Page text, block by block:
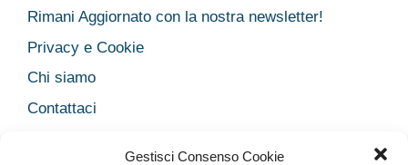
Gestisci Consenso Cookie
Rimani Aggiornato con la nostra newsletter!
Privacy e Cookie
Chi siamo
Contattaci